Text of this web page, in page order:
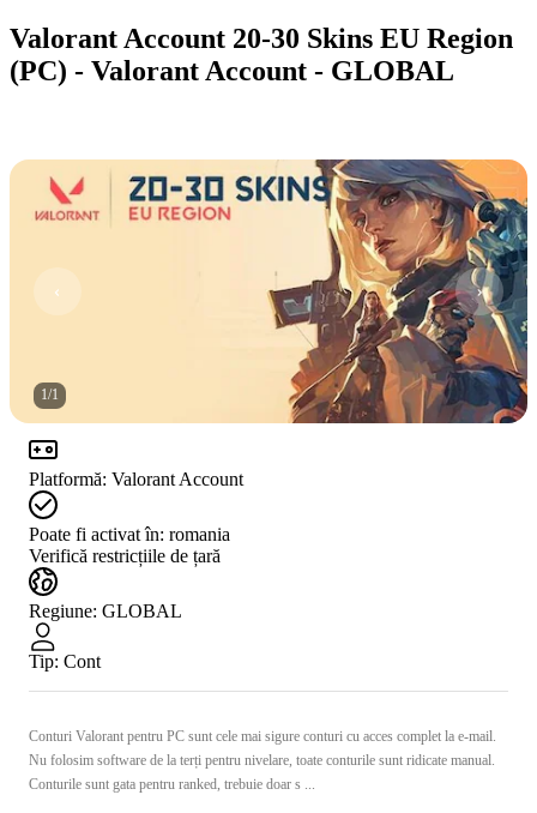
Valorant Account 20-30 Skins EU Region
(PC) - Valorant Account - GLOBAL
1/1
Platformă: Valorant Account
Poate fi activat în: romania
Verifică restricțiile de țară
Regiune: GLOBAL
Tip: Cont
Conturi Valorant pentru PC sunt cele mai sigure conturi cu acces complet la e-mail.
Nu folosim software de la terți pentru nivelare, toate conturile sunt ridicate manual.
Conturile sunt gata pentru ranked, trebuie doar s ...